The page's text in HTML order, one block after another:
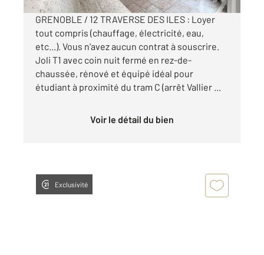
GRENOBLE / 12 TRAVERSE DES ILES : Loyer
tout compris (chauffage, électricité, eau,
etc...). Vous n'avez aucun contrat à souscrire.
Joli T1 avec coin nuit fermé en rez-de-
chaussée, rénové et équipé idéal pour
étudiant à proximité du tram C (arrêt Vallier ...
Voir le détail du bien
Exclusivité